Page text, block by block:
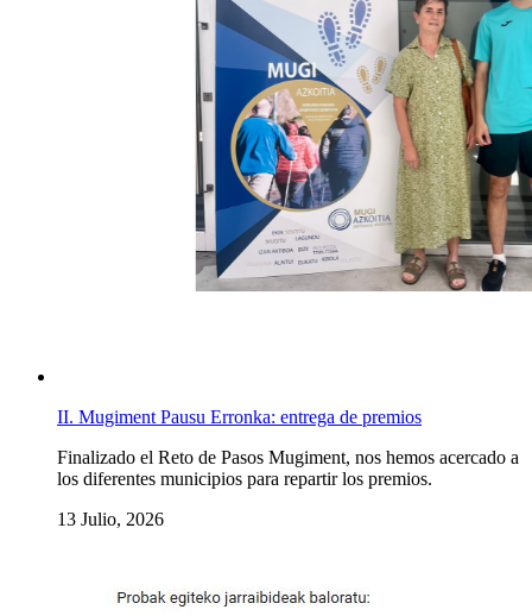
II. Mugiment Pausu Erronka: entrega de premios
Finalizado el Reto de Pasos Mugiment, nos hemos acercado a
los diferentes municipios para repartir los premios.
13 Julio, 2026